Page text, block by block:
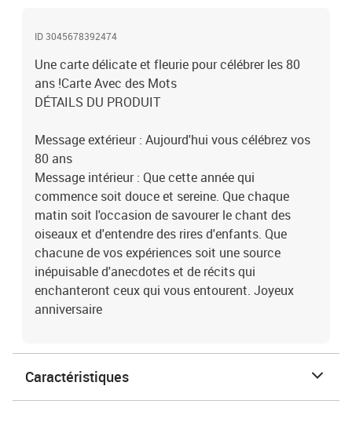
ID 3045678392474
Une carte délicate et fleurie pour célébrer les 80
ans !Carte Avec des Mots
DÉTAILS DU PRODUIT
Message extérieur : Aujourd'hui vous célébrez vos
80 ans
Message intérieur : Que cette année qui
commence soit douce et sereine. Que chaque
matin soit l'occasion de savourer le chant des
oiseaux et d'entendre des rires d'enfants. Que
chacune de vos expériences soit une source
inépuisable d'anecdotes et de récits qui
enchanteront ceux qui vous entourent. Joyeux
anniversaire
Caractéristiques